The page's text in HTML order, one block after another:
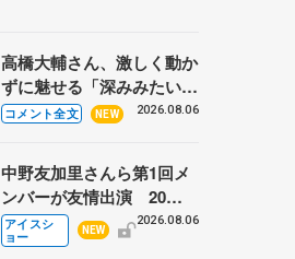
高橋大輔さん、激しく動か
ずに魅せる「深みみたいな
ものは出てきている？」
あい
コメント全文 NEW 2026.08.06
中野友加里さんら第1回メ
ンバーが友情出演 20周
年の「フレンズオンアイ
ス」 宮本賢二さん、有川
アイスシ
ョー
NEW
2026.08.06